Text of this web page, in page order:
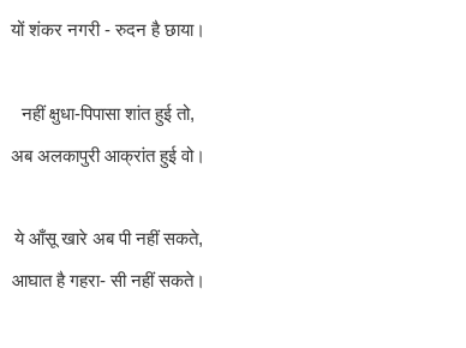
यों शंकर नगरी - रुदन है छाया।
नहीं क्षुधा-पिपासा शांत हुई तो,
अब अलकापुरी आक्रांत हुई वो।
ये आँसू खारे अब पी नहीं सकते,
आघात है गहरा- सी नहीं सकते।